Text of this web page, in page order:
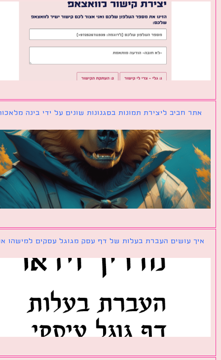
חביב ליצירת תמונות בסגנונות שונים על ידי בינה מלאכותית
עושים העברת בעלות של דף עסק מגוגל עסקים למישהו אחר?